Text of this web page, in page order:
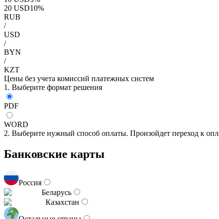
20 USD10%
RUB
/
USD
/
BYN
/
KZT
Цены без учета комиссий платежных систем
1. Выберите формат решения
PDF
WORD
2. Выберите нужный способ оплаты. Произойдет переход к
Банковские карты
Россия
Беларусь
Казахстан